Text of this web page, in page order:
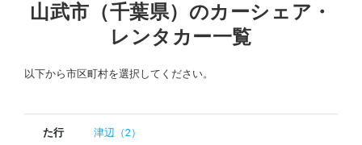
山武市（千葉県）のカーシェア・
レンタカー一覧
以下から市区町村を選択してください。
た行 津辺（2）
特集
アプリの使い方